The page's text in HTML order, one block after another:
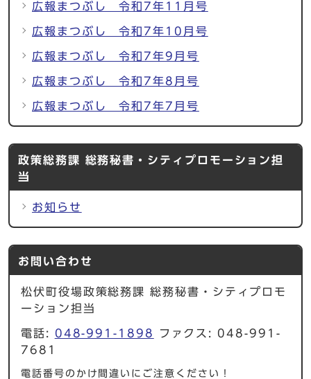
広報まつぶし 令和7年11月号
広報まつぶし 令和7年10月号
広報まつぶし 令和7年9月号
広報まつぶし 令和7年8月号
広報まつぶし 令和7年7月号
政策総務課 総務秘書・シティプロモーション担
当
お知らせ
お問い合わせ
松伏町役場政策総務課 総務秘書・シティプロモ
ーション担当
電話: 048-991-1898
ファクス: 048-991-
7681
電話番号のかけ間違いにご注意ください！